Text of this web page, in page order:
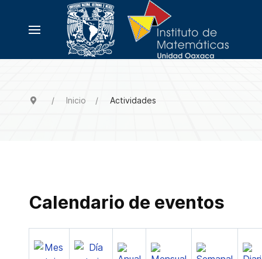
Inicio Actividades
Calendario de eventos